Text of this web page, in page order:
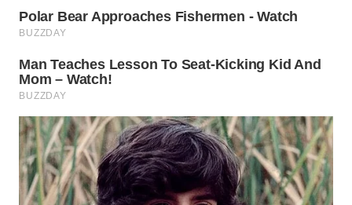
LIKUPANG
LABUANBAJO
BORNEO
Wahana
Media
Group